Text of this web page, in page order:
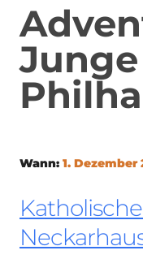
Junge
Wann: 1. Dezember